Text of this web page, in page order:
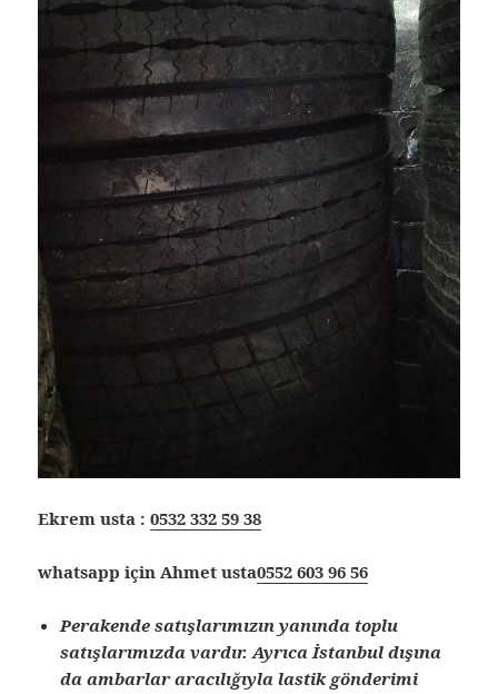
Ekrem usta :0532 332 59 38
whatsapp için Ahmet usta0552 603 96 56
Perakende satışlarımızın yanında toplu
satışlarımızda vardır. Ayrıca İstanbul dışına
da ambarlar aracılığıyla lastik gönderimi